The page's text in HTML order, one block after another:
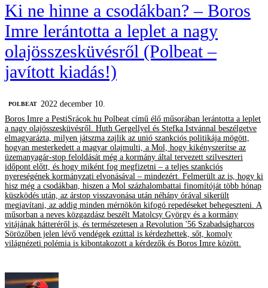
Ki ne hinne a csodákban? – Boros
Imre lerántotta a leplet a nagy
olajösszesküvésről (Polbeat –
javított kiadás!)
‎POLBEAT 2022 december 10.
Boros Imre a PestiSrácok.hu Polbeat című élő műsorában lerántotta a leplet
a nagy olajösszesküvésről. Huth Gergellyel és Stefka Istvánnal beszélgetve
elmagyarázta, milyen játszma zajlik az unió szankciós politikája mögött,
hogyan mesterkedett a magyar olajmulti, a Mol, hogy kikényszerítse az
üzemanyagár-stop feloldását még a kormány által tervezett szilveszteri
időpont előtt, és hogy miként fog megfizetni – a teljes szankciós
nyereségének kormányzati elvonásával – mindezért. Felmerült az is, hogy ki
hisz még a csodákban, hiszen a Mol százhalombattai finomítóját több hónap
küszködés után, az árstop visszavonása után néhány órával sikerült
megjavítani, az addig minden mérnökön kifogó repedéseket behegeszteni. A
műsorban a neves közgazdász beszélt Matolcsy György és a kormány
vitájának hátteréről is, és természetesen a Revolution '56 Szabadságharcos
Sörözőben jelen lévő vendégek ezúttal is kérdezhettek, sőt, komoly
világnézeti polémia is kibontakozott a kérdezők és Boros Imre között.